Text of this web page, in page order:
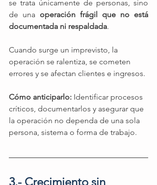
se trata únicamente de personas, sino
de una operación frágil que no está
documentada ni respaldada.
Cuando surge un imprevisto, la
operación se ralentiza, se cometen
errores y se afectan clientes e ingresos.
Cómo anticiparlo: Identificar procesos
críticos, documentarlos y asegurar que
la operación no dependa de una sola
persona, sistema o forma de trabajo.
3.- Crecimiento sin